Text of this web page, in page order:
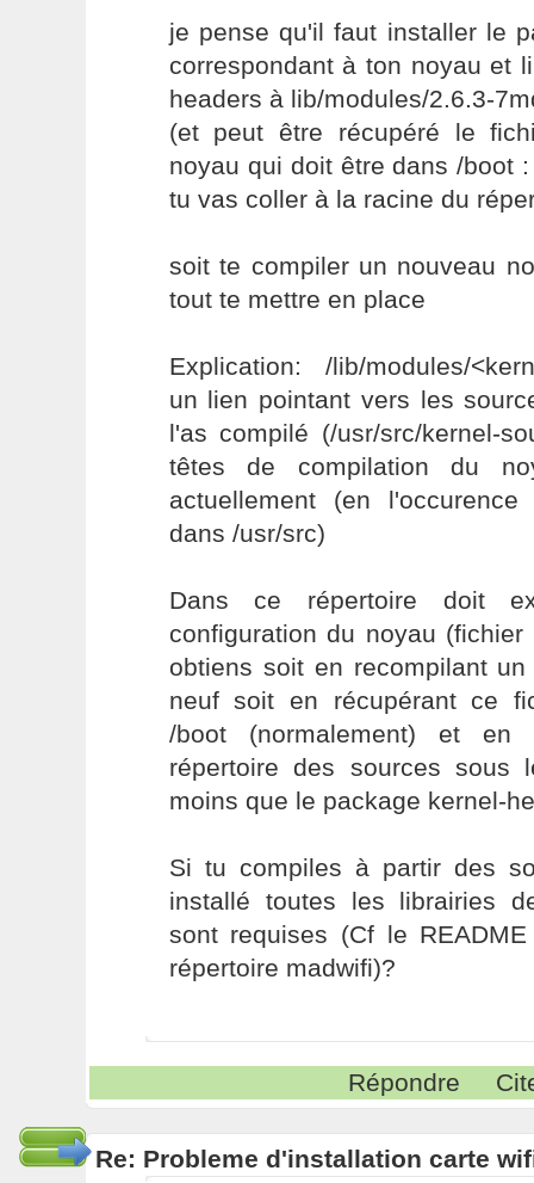
je pense qu'il faut installer le
correspondant à ton noyau et
headers à lib/modules/2.6.3-
(et peut être récupéré le
noyau qui doit être dans /boot
tu vas coller à la racine du
soit te compiler un nouveau
tout te mettre en place
Explication: /lib/modules/
un lien pointant vers les
l'as compilé (/usr/src/kernel-
têtes de compilation du
actuellement (en l'occurence
dans /usr/src)
Dans ce répertoire doit
configuration du noyau
obtiens soit en recompilant
neuf soit en récupérant ce
/boot (normalement) et
répertoire des sources sous
moins que le package kernel-
Si tu compiles à partir des
installé toutes les librairies
sont requises (Cf le
répertoire madwifi)?
Répondre
Re: Probleme d'installation carte